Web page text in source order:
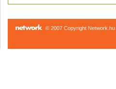
© 2007 Copyright Network.hu